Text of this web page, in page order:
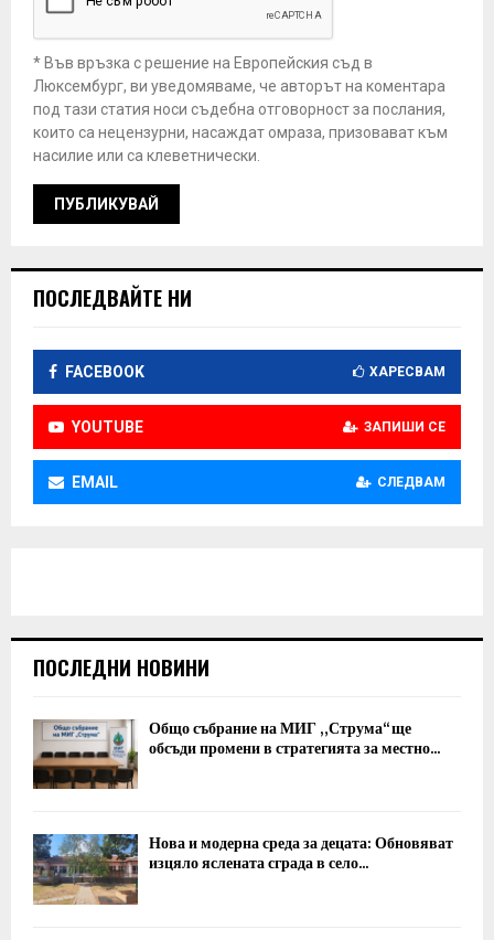
* Във връзка с решение на Европейския съд в
Люксембург, ви уведомяваме, че авторът на коментара
под тази статия носи съдебна отговорност за послания,
които са нецензурни, насаждат омраза, призовават към
насилие или са клеветнически.
ПОСЛЕДВАЙТЕ НИ
FACEBOOK ХАРЕСВАМ
YOUTUBE ЗАПИШИ СЕ
EMAIL СЛЕДВАМ
ПОСЛЕДНИ НОВИНИ
Общо събрание на МИГ „Струма“ ще
обсъди промени в стратегията за местно...
Нова и модерна среда за децата: Обновяват
изцяло яслената сграда в село...